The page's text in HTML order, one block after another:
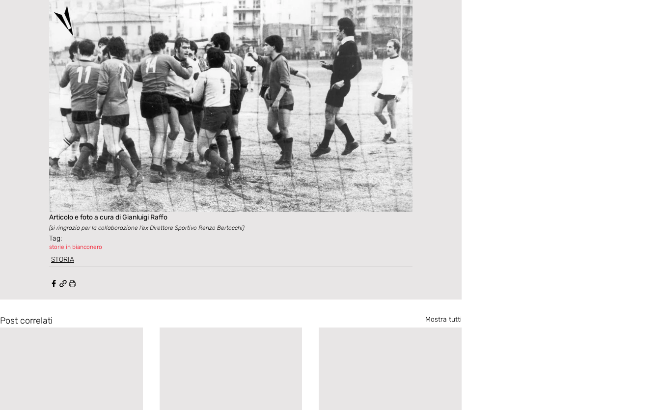
Articolo e foto a cura di Gianluigi Raffo
(si ringrazia per la collaborazione l’ex Direttore Sportivo Renzo Bertocchi)
Tag:
storie in bianconero
STORIA
Post correlati Mostra tutti